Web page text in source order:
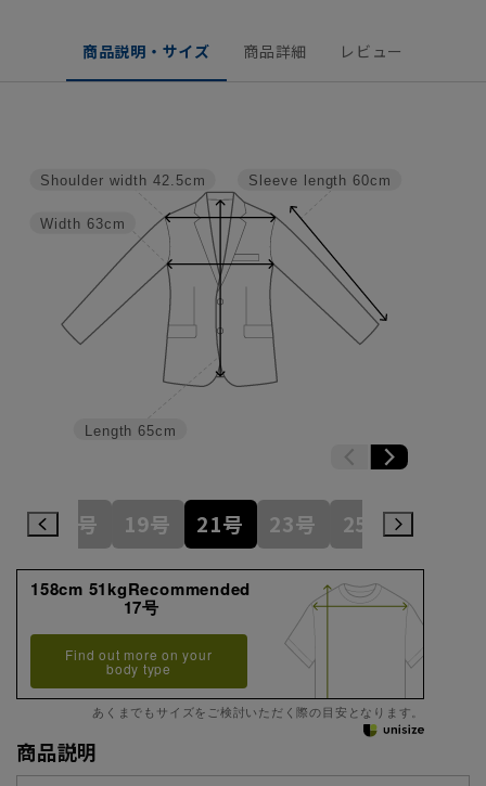
商品説明・サイズ 商品詳細 レビュー
Sleeve length 60cm
Length 65cm
Width 63cm
Shoulder width 42.5cm
17号 19号 21号 23号 25号
158cm 51kgRecommended
17号
Find out more on your
body type
あくまでもサイズをご検討いただく際の目安となります。
商品説明